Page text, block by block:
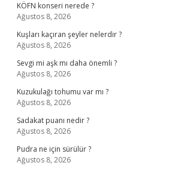
KÖFN konseri nerede ?
Ağustos 8, 2026
Kuşları kaçıran şeyler nelerdir ?
Ağustos 8, 2026
Sevgi mi aşk mı daha önemli ?
Ağustos 8, 2026
Kuzukulağı tohumu var mı ?
Ağustos 8, 2026
Sadakat puanı nedir ?
Ağustos 8, 2026
Pudra ne için sürülür ?
Ağustos 8, 2026